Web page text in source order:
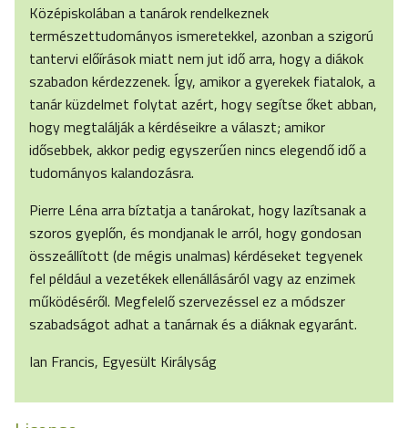
Középiskolában a tanárok rendelkeznek
természettudományos ismeretekkel, azonban a szigorú
tantervi előírások miatt nem jut idő arra, hogy a diákok
szabadon kérdezzenek. Így, amikor a gyerekek fiatalok, a
tanár küzdelmet folytat azért, hogy segítse őket abban,
hogy megtalálják a kérdéseikre a választ; amikor
idősebbek, akkor pedig egyszerűen nincs elegendő idő a
tudományos kalandozásra.
Pierre Léna arra bíztatja a tanárokat, hogy lazítsanak a
szoros gyeplőn, és mondjanak le arról, hogy gondosan
összeállított (de mégis unalmas) kérdéseket tegyenek
fel például a vezetékek ellenállásáról vagy az enzimek
működéséről. Megfelelő szervezéssel ez a módszer
szabadságot adhat a tanárnak és a diáknak egyaránt.
Ian Francis, Egyesült Királyság